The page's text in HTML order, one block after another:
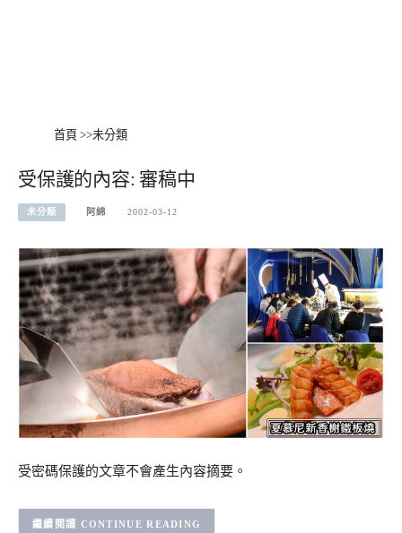
首頁 >>未分類
受保護的內容: 審稿中
未分類 阿綿 2002-03-12
受密碼保護的文章不會產生內容摘要。
CONTINUE READING